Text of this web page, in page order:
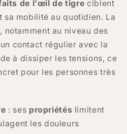
de l'œil de tigre ciblent
sa mobilité au quotidien. La
notamment au niveau des
contact régulier avec la
à dissiper les tensions, ce
pour les personnes très
: ses propriétés limitent
les douleurs